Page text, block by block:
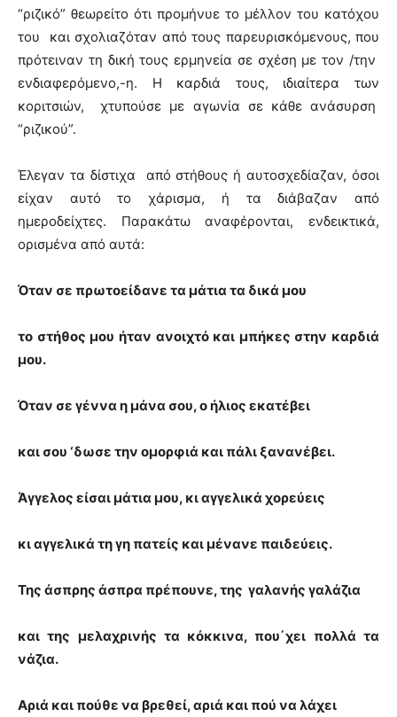
“ριζικό” θεωρείτο ότι προμήνυε το μέλλον του κατόχου
του και σχολιαζόταν από τους παρευρισκόμενους, που
πρότειναν τη δική τους ερμηνεία σε σχέση με τον /την
ενδιαφερόμενο,-η. Η καρδιά τους, ιδιαίτερα των
κοριτσιών, χτυπούσε με αγωνία σε κάθε ανάσυρση
“ριζικού”.
Έλεγαν τα δίστιχα από στήθους ή αυτοσχεδίαζαν, όσοι
είχαν αυτό το χάρισμα, ή τα διάβαζαν από
ημεροδείχτες. Παρακάτω αναφέρονται, ενδεικτικά,
ορισμένα από αυτά:
Όταν σε πρωτοείδανε τα μάτια τα δικά μου
το στήθος μου ήταν ανοιχτό και μπήκες στην καρδιά
μου.
Όταν σε γέννα η μάνα σου, ο ήλιος εκατέβει
και σου ‘δωσε την ομορφιά και πάλι ξανανέβει.
Άγγελος είσαι μάτια μου, κι αγγελικά χορεύεις
κι αγγελικά τη γη πατείς και μένανε παιδεύεις.
Της άσπρης άσπρα πρέπουνε, της γαλανής γαλάζια
και της μελαχρινής τα κόκκινα, που΄χει πολλά τα
νάζια.
Αριά και πούθε να βρεθεί, αριά και πού να λάχει